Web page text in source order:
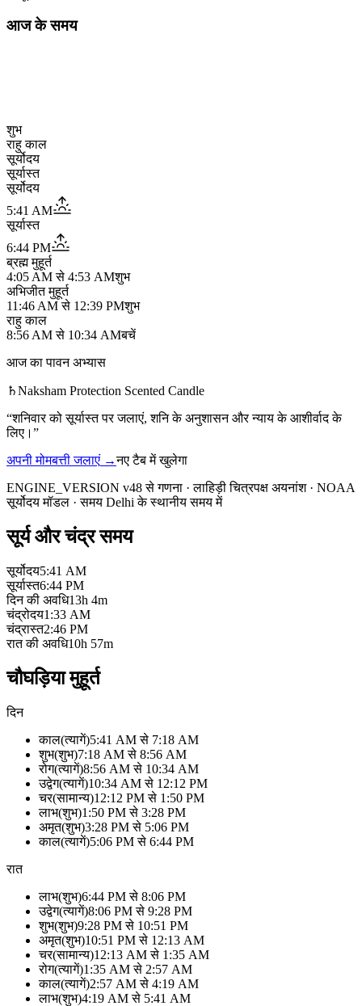
आज के समय
शुभ
राहु काल
सूर्योदय
सूर्यास्त
सूर्योदय
5:41 AM
सूर्यास्त
6:44 PM
ब्रह्म मुहूर्त
4:05 AM से 4:53 AMशुभ
अभिजीत मुहूर्त
11:46 AM से 12:39 PMशुभ
राहु काल
8:56 AM से 10:34 AMबचें
आज का पावन अभ्यास
♄Naksham Protection Scented Candle
“शनिवार को सूर्यास्त पर जलाएं, शनि के अनुशासन और न्याय के आशीर्वाद के
लिए। ”
अपनी मोमबत्ती जलाएं →नए टैब में खुलेगा
ENGINE_VERSION v48 से गणना ·लाहिड़ी चित्रपक्ष अयनांश· NOAA
सूर्योदय मॉडल ·समय Delhi के स्थानीय समय में
सूर्य और चंद्र समय
सूर्योदय5:41 AM
सूर्यास्त6:44 PM
दिन की अवधि13h 4m
चंद्रोदय1:33 AM
चंद्रास्त2:46 PM
रात की अवधि10h 57m
चौघड़िया मुहूर्त
दिन
काल(त्यागें)5:41 AM से 7:18 AM
शुभ(शुभ)7:18 AM से 8:56 AM
रोग(त्यागें)8:56 AM से 10:34 AM
उद्वेग(त्यागें)10:34 AM से 12:12 PM
चर(सामान्य)12:12 PM से 1:50 PM
लाभ(शुभ)1:50 PM से 3:28 PM
अमृत(शुभ)3:28 PM से 5:06 PM
काल(त्यागें)5:06 PM से 6:44 PM
रात
लाभ(शुभ)6:44 PM से 8:06 PM
उद्वेग(त्यागें)8:06 PM से 9:28 PM
शुभ(शुभ)9:28 PM से 10:51 PM
अमृत(शुभ)10:51 PM से 12:13 AM
चर(सामान्य)12:13 AM से 1:35 AM
रोग(त्यागें)1:35 AM से 2:57 AM
काल(त्यागें)2:57 AM से 4:19 AM
लाभ(शुभ)4:19 AM से 5:41 AM